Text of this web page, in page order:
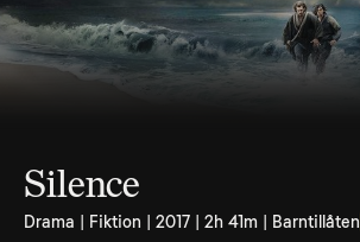
Silence
Drama | Fiktion | 2017 | 2h 41m | Barntillåten